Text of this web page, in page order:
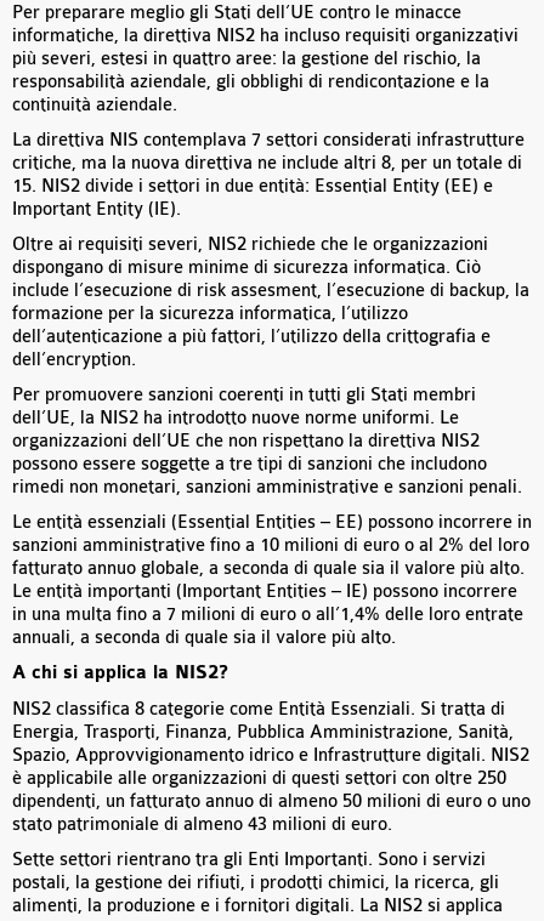
Per preparare meglio gli Stati dell’UE contro le minacce
informatiche, la direttiva NIS2 ha incluso requisiti organizzativi
più severi, estesi in quattro aree: la gestione del rischio, la
responsabilità aziendale, gli obblighi di rendicontazione e la
continuità aziendale.
La direttiva NIS contemplava 7 settori considerati infrastrutture
critiche, ma la nuova direttiva ne include altri 8, per un totale di
15. NIS2 divide i settori in due entità: Essential Entity (EE) e
Important Entity (IE).
Oltre ai requisiti severi, NIS2 richiede che le organizzazioni
dispongano di misure minime di sicurezza informatica. Ciò
include l’esecuzione di risk assesment, l’esecuzione di backup, la
formazione per la sicurezza informatica, l’utilizzo
dell’autenticazione a più fattori, l’utilizzo della crittografia e
dell’encryption.
Per promuovere sanzioni coerenti in tutti gli Stati membri
dell’UE, la NIS2 ha introdotto nuove norme uniformi. Le
organizzazioni dell’UE che non rispettano la direttiva NIS2
possono essere soggette a tre tipi di sanzioni che includono
rimedi non monetari, sanzioni amministrative e sanzioni penali.
Le entità essenziali (Essential Entities – EE) possono incorrere in
sanzioni amministrative fino a 10 milioni di euro o al 2% del loro
fatturato annuo globale, a seconda di quale sia il valore più alto.
Le entità importanti (Important Entities – IE) possono incorrere
in una multa fino a 7 milioni di euro o all’1,4% delle loro entrate
annuali, a seconda di quale sia il valore più alto.
A chi si applica la NIS2?
NIS2 classifica 8 categorie come Entità Essenziali. Si tratta di
Energia, Trasporti, Finanza, Pubblica Amministrazione, Sanità,
Spazio, Approvvigionamento idrico e Infrastrutture digitali. NIS2
è applicabile alle organizzazioni di questi settori con oltre 250
dipendenti, un fatturato annuo di almeno 50 milioni di euro o uno
stato patrimoniale di almeno 43 milioni di euro.
Sette settori rientrano tra gli Enti Importanti. Sono i servizi
postali, la gestione dei rifiuti, i prodotti chimici, la ricerca, gli
alimenti, la produzione e i fornitori digitali. La NIS2 si applica